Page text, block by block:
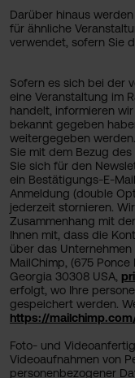
Darüber hinaus
für ähnliche
verwendet, sofern Sie
Sofern es sich bei der
eine Veranstaltung im
handelt, informieren
bekannt gegeben
weitergegeben
Sie mit dem Bezug
Sie sich für den
ein Bestätigungs-E-
Anmeldung (double
jederzeit stornieren.
Zusammenhang mit
Ihnen mit, dass die
über das Unternehmen
MailChimp, (675 Ponce
Georgia 30308 USA,
erfolgt, wo Ihre
gespeichert werden.
https://
Foto- und
Videoaufnahmen von
personenbezogener